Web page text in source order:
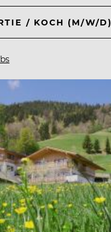
/ KOCH (M/W/D)